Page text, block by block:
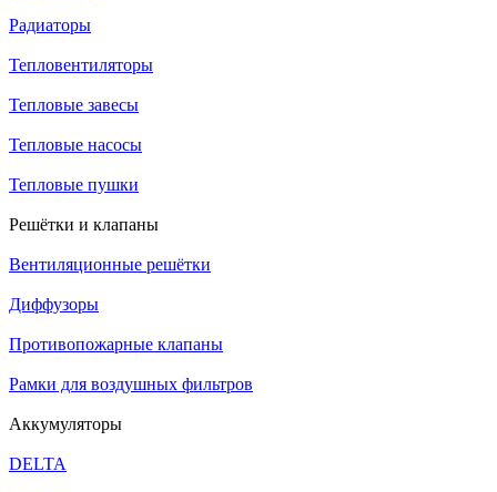
Радиаторы
Тепловентиляторы
Тепловые завесы
Тепловые насосы
Тепловые пушки
Решётки и клапаны
Вентиляционные решётки
Диффузоры
Противопожарные клапаны
Рамки для воздушных фильтров
Аккумуляторы
DELTA